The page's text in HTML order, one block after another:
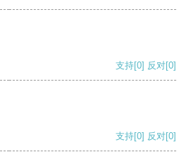
支持[0] 反对[0]
支持[0] 反对[0]